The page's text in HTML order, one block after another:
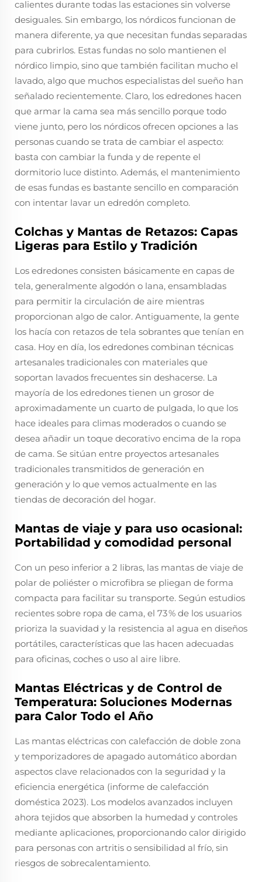
calientes durante todas las estaciones sin volverse
desiguales. Sin embargo, los nórdicos funcionan de
manera diferente, ya que necesitan fundas separadas
para cubrirlos. Estas fundas no solo mantienen el
nórdico limpio, sino que también facilitan mucho el
lavado, algo que muchos especialistas del sueño han
señalado recientemente. Claro, los edredones hacen
que armar la cama sea más sencillo porque todo
viene junto, pero los nórdicos ofrecen opciones a las
personas cuando se trata de cambiar el aspecto:
basta con cambiar la funda y de repente el
dormitorio luce distinto. Además, el mantenimiento
de esas fundas es bastante sencillo en comparación
con intentar lavar un edredón completo.
Colchas y Mantas de Retazos: Capas
Ligeras para Estilo y Tradición
Los edredones consisten básicamente en capas de
tela, generalmente algodón o lana, ensambladas
para permitir la circulación de aire mientras
proporcionan algo de calor. Antiguamente, la gente
los hacía con retazos de tela sobrantes que tenían en
casa. Hoy en día, los edredones combinan técnicas
artesanales tradicionales con materiales que
soportan lavados frecuentes sin deshacerse. La
mayoría de los edredones tienen un grosor de
aproximadamente un cuarto de pulgada, lo que los
hace ideales para climas moderados o cuando se
desea añadir un toque decorativo encima de la ropa
de cama. Se sitúan entre proyectos artesanales
tradicionales transmitidos de generación en
generación y lo que vemos actualmente en las
tiendas de decoración del hogar.
Mantas de viaje y para uso ocasional:
Portabilidad y comodidad personal
Con un peso inferior a 2 libras, las mantas de viaje de
polar de poliéster o microfibra se pliegan de forma
compacta para facilitar su transporte. Según estudios
recientes sobre ropa de cama, el 73 % de los usuarios
prioriza la suavidad y la resistencia al agua en diseños
portátiles, características que las hacen adecuadas
para oficinas, coches o uso al aire libre.
Mantas Eléctricas y de Control de
Temperatura: Soluciones Modernas
para Calor Todo el Año
Las mantas eléctricas con calefacción de doble zona
y temporizadores de apagado automático abordan
aspectos clave relacionados con la seguridad y la
eficiencia energética (informe de calefacción
doméstica 2023). Los modelos avanzados incluyen
ahora tejidos que absorben la humedad y controles
mediante aplicaciones, proporcionando calor dirigido
para personas con artritis o sensibilidad al frío, sin
riesgos de sobrecalentamiento.